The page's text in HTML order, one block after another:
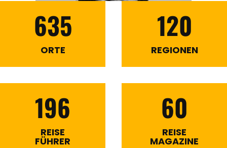
635
ORTE
120
REGIONEN
196
REISE
FÜHRER
60
REISE
MAGAZINE